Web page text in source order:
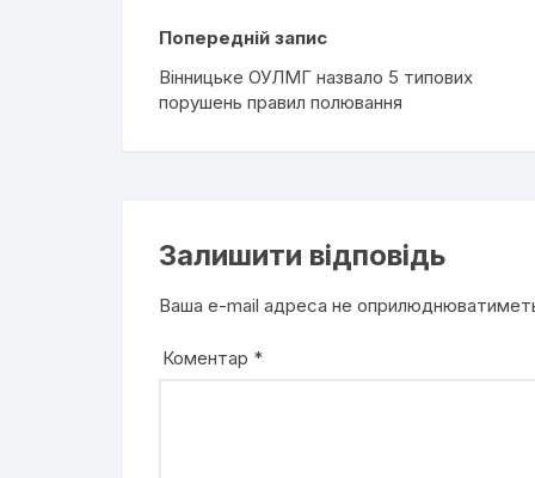
Попередній запис
Вінницьке ОУЛМГ назвало 5 типових
порушень правил полювання
Залишити відповідь
Ваша e-mail адреса не
Коментар *